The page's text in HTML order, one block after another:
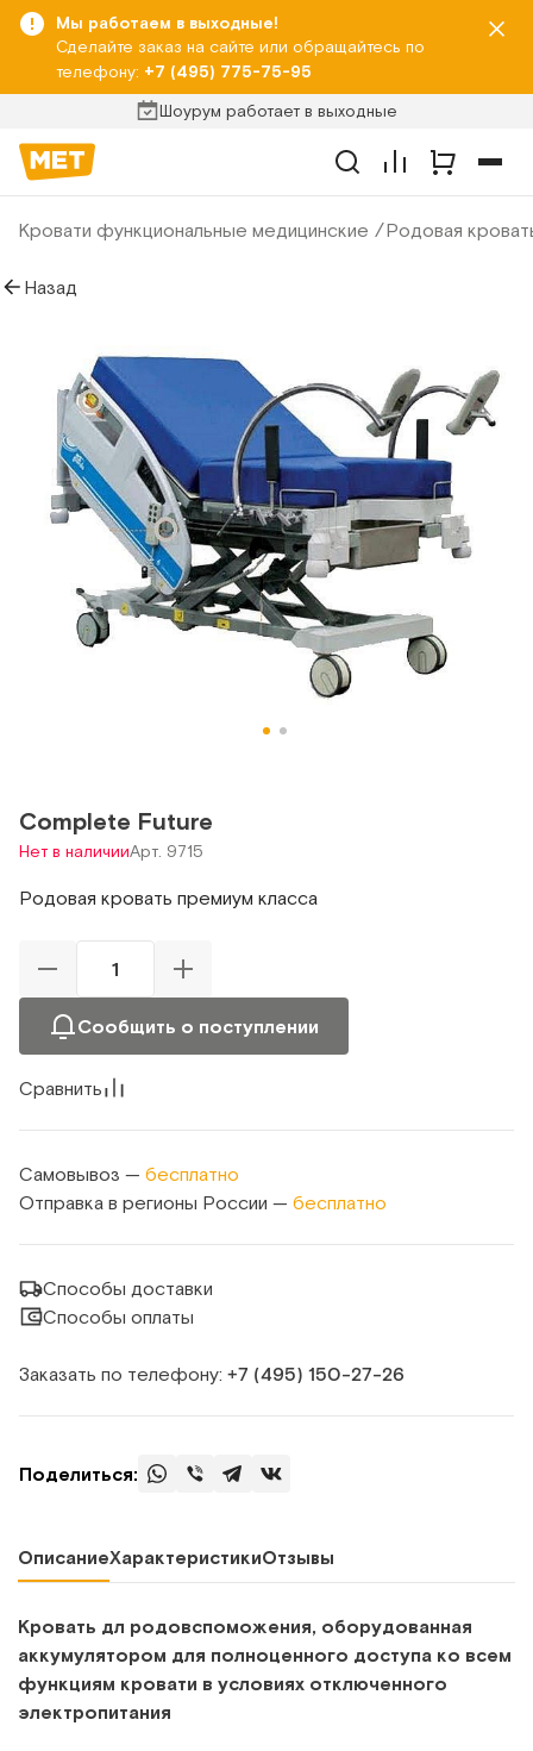
Мы работаем в выходные!
Сделайте заказ на сайте или обращайтесь по
телефону: +7 (495) 775-75-95
Шоурум работает в выходные
Кровати функциональные медицинские Родовая
Назад
Complete Future
Нет в наличииАрт. 9715
Родовая кровать премиум класса
Сообщить о поступлении
Сравнить
Самовывоз — бесплатно
Отправка в регионы России — бесплатно
Способы доставки
Способы оплаты
Заказать по телефону: +7 (495) 150‑27‑26
Поделиться:
ОписаниеХарактеристикиОтзывы
Кровать дл родовспоможения, оборудованная
аккумулятором для полноценного доступа ко всем
функциям кровати в условиях отключенного
электропитания